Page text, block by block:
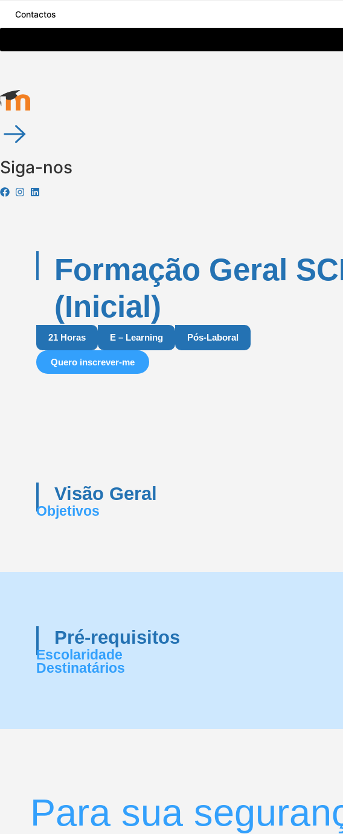
Contactos
Siga-nos
Formação Geral
(Inicial)
21 Horas E – Learning Pós-Laboral
Quero inscrever-me
Visão Geral
Objetivos
Pré-requisitos
Escolaridade
Destinatários
Para sua